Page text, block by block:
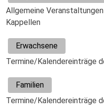
Allgemeine
Kappellen
Erwachsene
Termine/Kalendereinträge
Familien
Termine/Kalendereinträge